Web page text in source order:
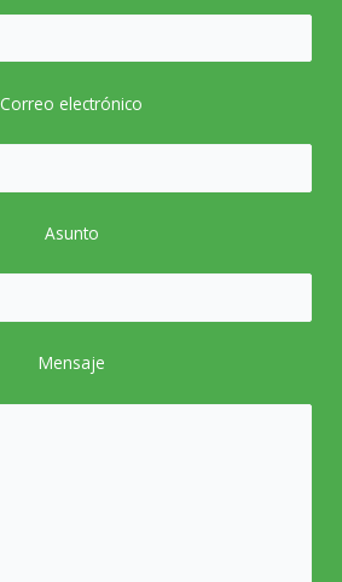
Correo electrónico
Asunto
Mensaje